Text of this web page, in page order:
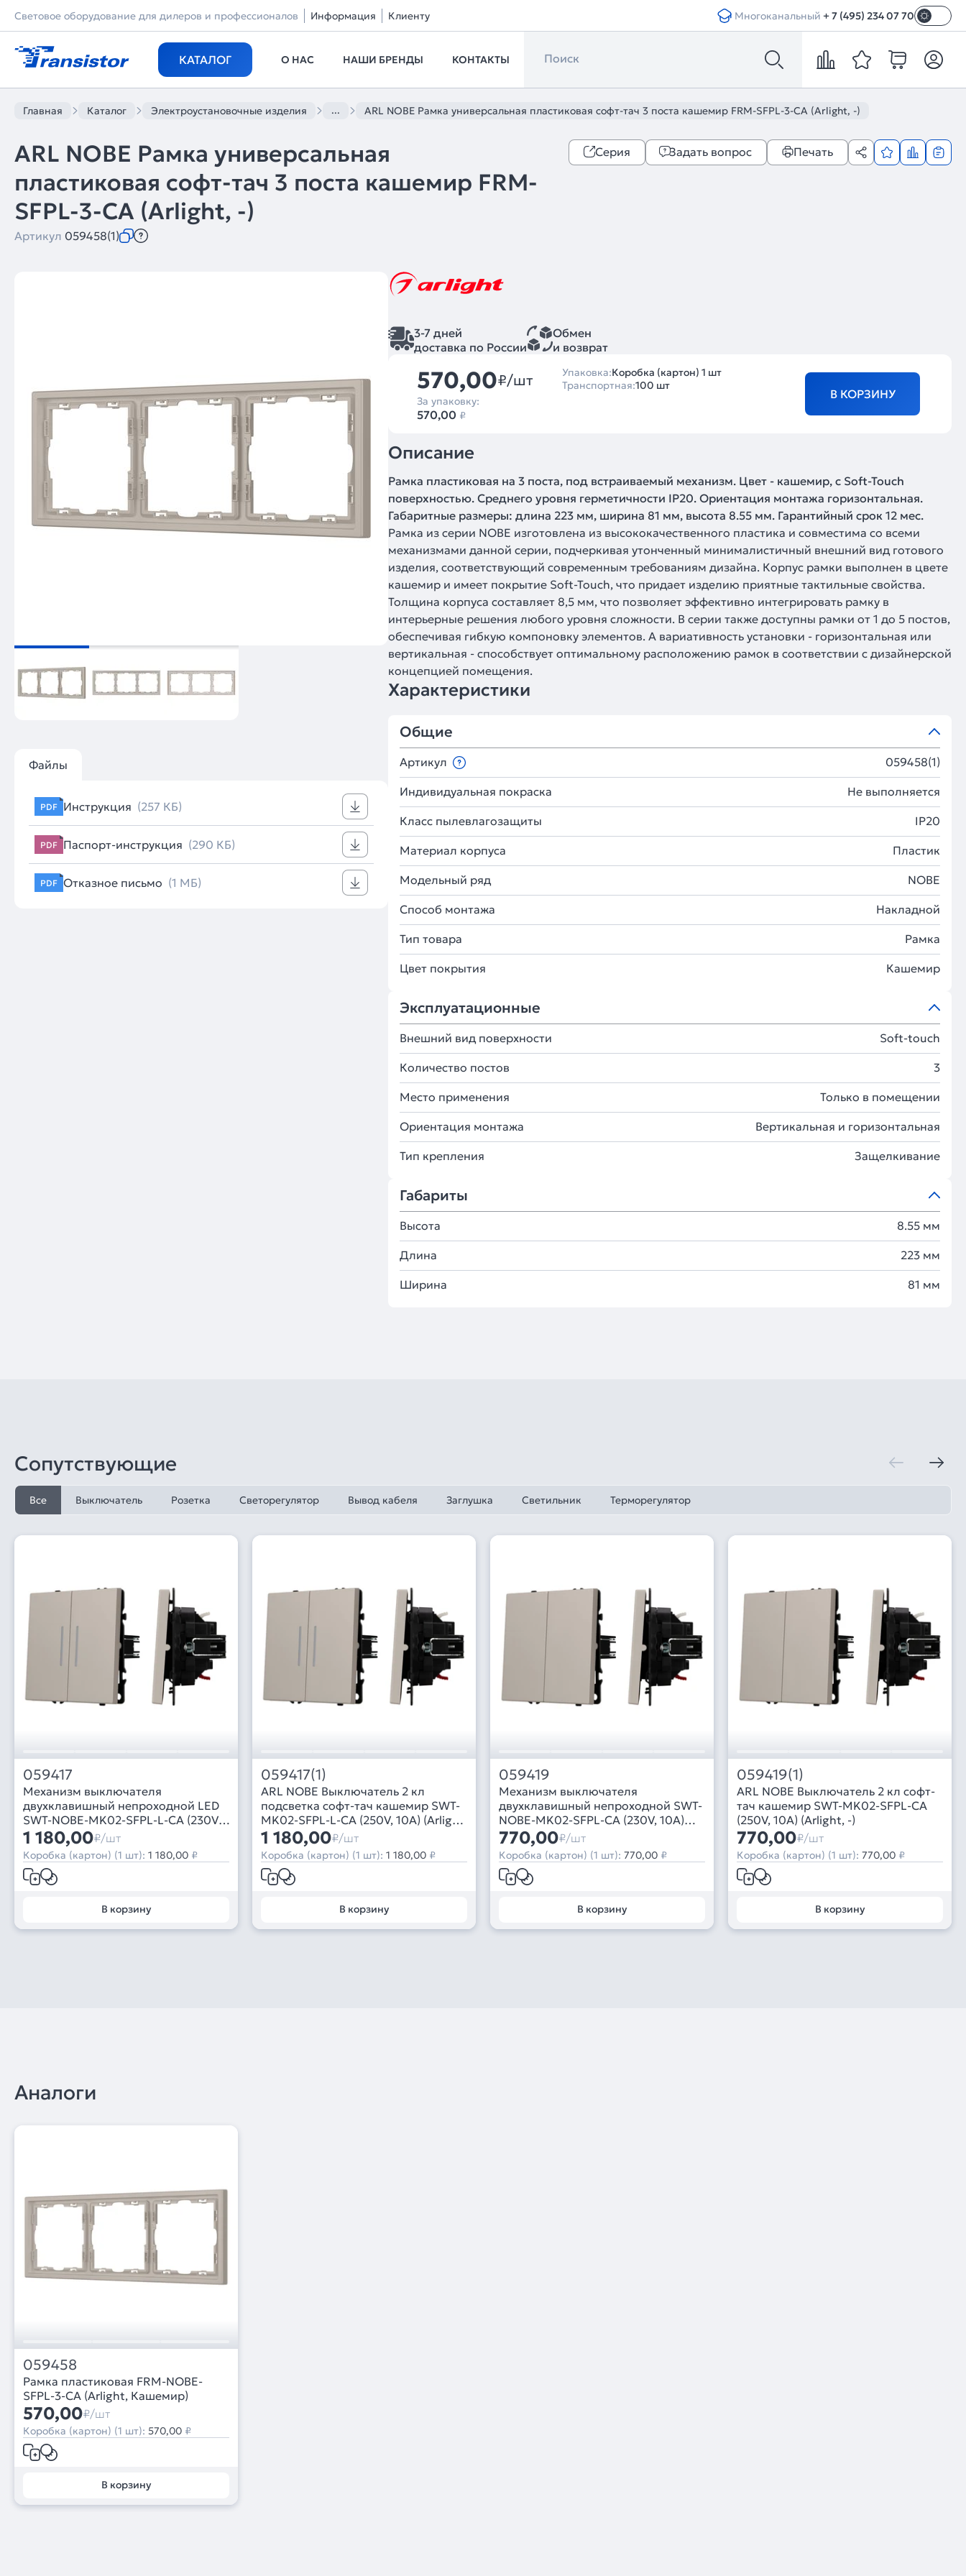
Световое оборудование для дилеров и профессионалов Информация Клиенту Многоканальный + 7 (495) 234 07 70
КАТАЛОГ О НАС НАШИ БРЕНДЫ КОНТАКТЫ
Главная Каталог Электроустановочные изделия ... ARL NOBE Рамка универсальная пластиковая софт-тач 3 поста кашемир FRM-SFPL-3-CA (Arlight, -)
ARL NOBE Рамка универсальная
пластиковая софт-тач 3 поста кашемир FRM-
SFPL-3-CA (Arlight, -)
Артикул 059458(1)
Серия Задать вопрос Печать
Файлы
PDF Инструкция (257 КБ)
PDF Паспорт-инструкция (290 КБ)
PDF Отказное письмо (1 МБ)
3-7 дней
доставка по России
Обмен
и возврат
570,00₽/шт
За упаковку:
570,00 ₽
Упаковка:Коробка (картон) 1 шт
Транспортная:100 шт
В КОРЗИНУ
Описание
Рамка пластиковая на 3 поста, под встраиваемый механизм. Цвет - кашемир, с Soft-Touch
поверхностью. Среднего уровня герметичности IP20. Ориентация монтажа горизонтальная.
Габаритные размеры: длина 223 мм, ширина 81 мм, высота 8.55 мм. Гарантийный срок 12 мес.
Рамка из серии NOBE изготовлена из высококачественного пластика и совместима со всеми
механизмами данной серии, подчеркивая утонченный минималистичный внешний вид готового
изделия, соответствующий современным требованиям дизайна. Корпус рамки выполнен в цвете
кашемир и имеет покрытие Soft-Touch, что придает изделию приятные тактильные свойства.
Толщина корпуса составляет 8,5 мм, что позволяет эффективно интегрировать рамку в
интерьерные решения любого уровня сложности. В серии также доступны рамки от 1 до 5 постов,
обеспечивая гибкую компоновку элементов. А вариативность установки - горизонтальная или
вертикальная - способствует оптимальному расположению рамок в соответствии с дизайнерской
концепцией помещения.
Характеристики
Общие
Артикул 059458(1)
Индивидуальная покраска Не выполняется
Класс пылевлагозащиты IP20
Материал корпуса Пластик
Модельный ряд NOBE
Способ монтажа Накладной
Тип товара Рамка
Цвет покрытия Кашемир
Эксплуатационные
Внешний вид поверхности Soft-touch
Количество постов 3
Место применения Только в помещении
Ориентация монтажа Вертикальная и горизонтальная
Тип крепления Защелкивание
Габариты
Высота 8.55 мм
Длина 223 мм
Ширина 81 мм
Сопутствующие
Все Выключатель Розетка Светорегулятор Вывод кабеля Заглушка Светильник Терморегулятор
059417
Механизм выключателя
двухклавишный непроходной LED
SWT-NOBE-MK02-SFPL-L-CA (230V,
10A) (Arlight, Кашемир)
1 180,00₽/шт
Коробка (картон) (1 шт): 1 180,00 ₽
В корзину
059417(1)
ARL NOBE Выключатель 2 кл
подсветка софт-тач кашемир SWT-
MK02-SFPL-L-CA (250V, 10A) (Arlight,
-)
1 180,00₽/шт
Коробка (картон) (1 шт): 1 180,00 ₽
В корзину
059419
Механизм выключателя
двухклавишный непроходной SWT-
NOBE-MK02-SFPL-CA (230V, 10A)
(Arlight, Кашемир)
770,00₽/шт
Коробка (картон) (1 шт): 770,00 ₽
В корзину
059419(1)
ARL NOBE Выключатель 2 кл софт-
тач кашемир SWT-MK02-SFPL-CA
(250V, 10A) (Arlight, -)
770,00₽/шт
Коробка (картон) (1 шт): 770,00 ₽
В корзину
Аналоги
059458
Рамка пластиковая FRM-NOBE-
SFPL-3-CA (Arlight, Кашемир)
570,00₽/шт
Коробка (картон) (1 шт): 570,00 ₽
В корзину